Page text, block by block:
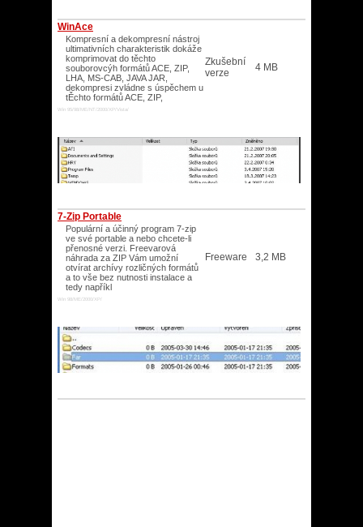
WinAce
Kompresní a dekompresní nástroj
ultimativních charakteristik dokáže
komprimovat do těchto
souborovcýh formátů ACE, ZIP,
LHA, MS-CAB, JAVA JAR,
dekompresi zvládne s úspěchem u
tĚchto formátů ACE, ZIP,
Win 95/98/ME/NT/2000/XP/Vista/
Zkušební
verze
4 MB
7-Zip Portable
Populární a účinný program 7-zip
ve své portable a nebo chcete-li
přenosné verzi. Freevarová
náhrada za ZIP Vám umožní
otvírat archívy rozličných formátů
a to vše bez nutnosti instalace a
tedy napříkl
Win 98/ME/2000/XP/
Freeware 3,2 MB